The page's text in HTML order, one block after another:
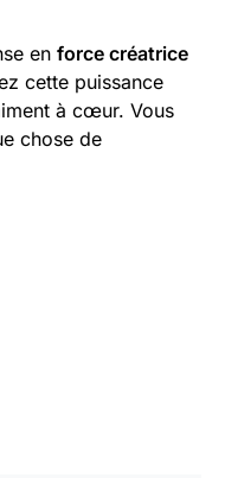
en force créatrice
cette puissance
à cœur. Vous
chose de